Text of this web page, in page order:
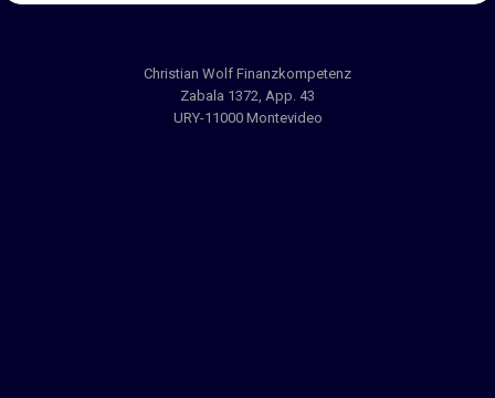
Christian Wolf Finanzkompetenz
Zabala 1372, App. 43
URY-11000 Montevideo